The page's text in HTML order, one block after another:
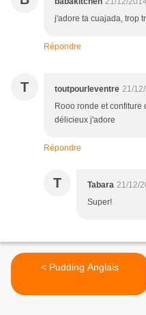
j'adore ta cuajada, trop
Répondre
T toutpourleventre 21/
Rooo ronde et confiture
délicieux j'adore
Répondre
T Tabara 21/12/
Super!
< Pudding Anglais